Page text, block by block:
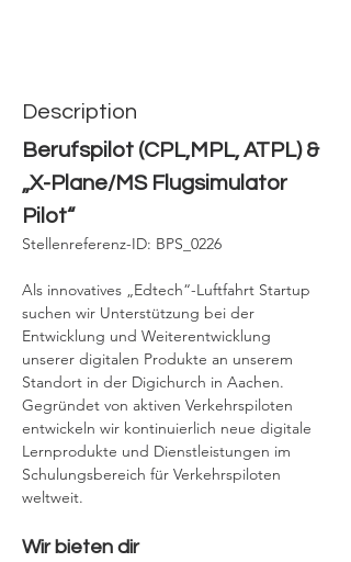
Description
Berufspilot (CPL,MPL, ATPL) &
„X-Plane/MS Flugsimulator
Pilot“
Stellenreferenz-ID: BPS_0226
Als innovatives „Edtech“-Luftfahrt Startup
suchen wir Unterstützung bei der
Entwicklung und Weiterentwicklung
unserer digitalen Produkte an unserem
Standort in der Digichurch in Aachen.
Gegründet von aktiven Verkehrspiloten
entwickeln wir kontinuierlich neue digitale
Lernprodukte und Dienstleistungen im
Schulungsbereich für Verkehrspiloten
weltweit.
Wir bieten dir